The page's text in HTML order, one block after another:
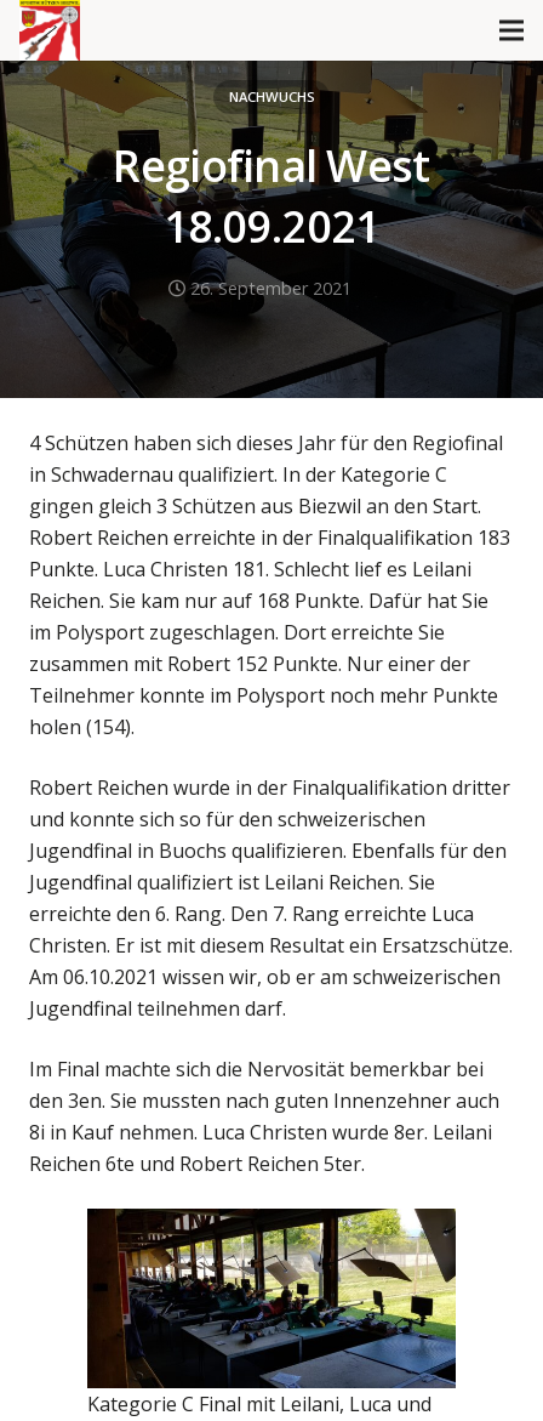
Regiofinal West
18.09.2021
26. September 2021
NACHWUCHS
4 Schützen haben sich dieses Jahr für den Regiofinal
in Schwadernau qualifiziert. In der Kategorie C
gingen gleich 3 Schützen aus Biezwil an den Start.
Robert Reichen erreichte in der Finalqualifikation 183
Punkte. Luca Christen 181. Schlecht lief es Leilani
Reichen. Sie kam nur auf 168 Punkte. Dafür hat Sie
im Polysport zugeschlagen. Dort erreichte Sie
zusammen mit Robert 152 Punkte. Nur einer der
Teilnehmer konnte im Polysport noch mehr Punkte
holen (154).
Robert Reichen wurde in der Finalqualifikation dritter
und konnte sich so für den schweizerischen
Jugendfinal in Buochs qualifizieren. Ebenfalls für den
Jugendfinal qualifiziert ist Leilani Reichen. Sie
erreichte den 6. Rang. Den 7. Rang erreichte Luca
Christen. Er ist mit diesem Resultat ein Ersatzschütze.
Am 06.10.2021 wissen wir, ob er am schweizerischen
Jugendfinal teilnehmen darf.
Im Final machte sich die Nervosität bemerkbar bei
den 3en. Sie mussten nach guten Innenzehner auch
8i in Kauf nehmen. Luca Christen wurde 8er. Leilani
Reichen 6te und Robert Reichen 5ter.
Kategorie C Final mit Leilani, Luca und